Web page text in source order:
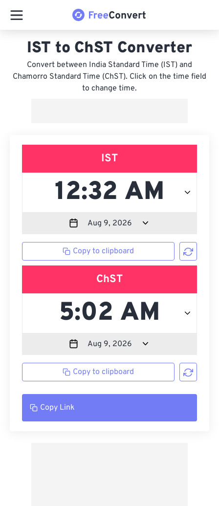
IST to ChST Converter
Convert between India Standard Time (IST) and
Chamorro Standard Time (ChST). Click on the time field
to change time.
IST
Copy to clipboard
ChST
Copy to clipboard
Copy Link